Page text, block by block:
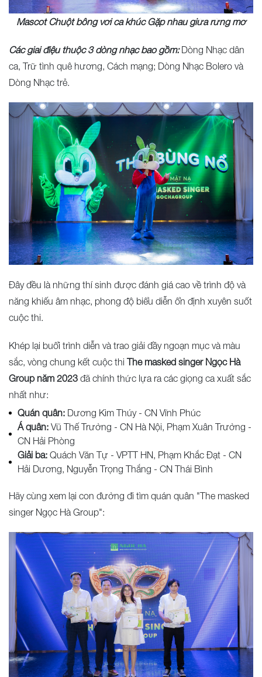
Mascot Chuột bông với ca khúc Gặp nhau giữa rừng mơ
Các giai điệu thuộc 3 dòng nhạc bao gồm:Dòng Nhạc dân
ca, Trữ tình quê hương, Cách mạng; Dòng Nhạc Bolero và
Dòng Nhạc trẻ.
Đây đều là những thí sinh được đánh giá cao về trình độ và
năng khiếu âm nhạc, phong độ biểu diễn ổn định xuyên suốt
cuộc thi.
Khép lại buổi trình diễn và trao giải đầy ngoạn mục và màu
sắc, vòng chung kết cuộc thi The masked singer Ngọc Hà
Group năm 2023 đã chính thức lựa ra các giọng ca xuất sắc
nhất như:
Quán quân: Dương Kim Thúy - CN Vĩnh Phúc
Á quân: Vũ Thế Trường - CN Hà Nội, Phạm Xuân Trường -
CN Hải Phòng
Giải ba: Quách Văn Tự - VPTT HN, Phạm Khắc Đạt - CN
Hải Dương, Nguyễn Trọng Thắng - CN Thái Bình
Hãy cùng xem lại con đường đi tìm quán quân "The masked
singer Ngọc Hà Group":